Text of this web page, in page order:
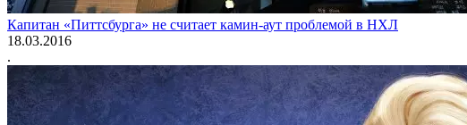
Капитан «Питтсбурга» не считает камин-аут проблемой в НХЛ
18.03.2016
.